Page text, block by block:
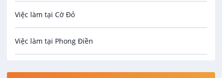
Công nghệ sinh học
Công nghệ thực phẩm
Điện / Điện tử / Điện lạnh
Việc làm tại Cờ Đỏ
Việc làm tại Phong Điền